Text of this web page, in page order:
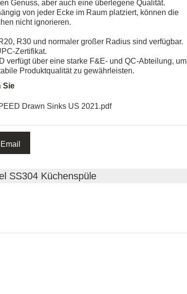
Genuss, aber auch eine überlegene Qualität.
von jeder Ecke im Raum platziert, können die
nicht ignorieren.
R30 und normaler großer Radius sind verfügbar.
Zertifikat.
verfügt über eine starke F&E- und QC-Abteilung, um
Produktqualität zu gewährleisten.
Sie
Drawn Sinks US 2021.pdf
Email
SS304 Küchenspüle